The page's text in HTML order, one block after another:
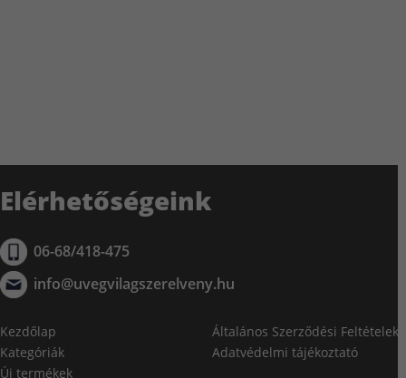
Elérhetőségeink
06-68/418-475
info@uvegvilagszerelveny.hu
Kezdőlap
Kategóriák
Új termékek
Általános Szerződési Feltételek
Adatvédelmi tájékoztató